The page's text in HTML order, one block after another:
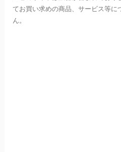
てお買い求めの商品、サービス等に
ん。